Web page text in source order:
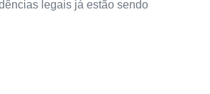
legais já estão sendo